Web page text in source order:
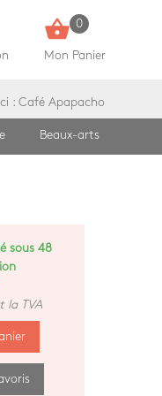
shopping_basket 0
Mon Panier
: Café Apapacho
Beaux-arts
sous 48
la TVA